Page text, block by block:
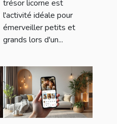
âges
trésor licorne est
l'activité idéale pour
émerveiller petits et
grands lors d'un...